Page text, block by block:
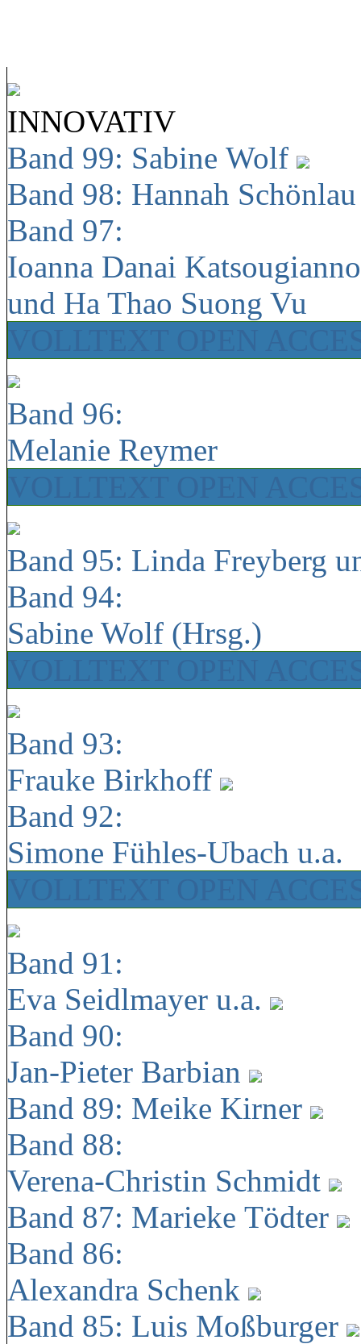
INNOVATIV
Band 99: Sabine Wolf
Band 98: Hannah
Band 97:
Ioanna Danai
und Ha Thao Suong Vu
Band 96:
Melanie Reymer
Band 95: Linda Freyberg
Band 94:
Sabine Wolf (Hrsg.)
Band 93:
Frauke Birkhoff
Band 92:
Simone Fühles-Ubach u.a.
Band 91:
Eva Seidlmayer u.a.
Band 90:
Jan-Pieter Barbian
Band 89: Meike Kirner
Band 88:
Verena-Christin Schmidt
Band 87: Marieke Tödter
Band 86:
Alexandra Schenk
Band 85: Luis Moßburger